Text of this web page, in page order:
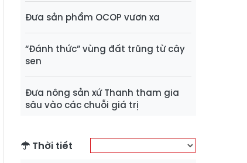
Đưa sản phẩm OCOP vươn xa
“Đánh thức” vùng đất trũng từ cây
sen
Đưa nông sản xứ Thanh tham gia
sâu vào các chuỗi giá trị
Thời tiết